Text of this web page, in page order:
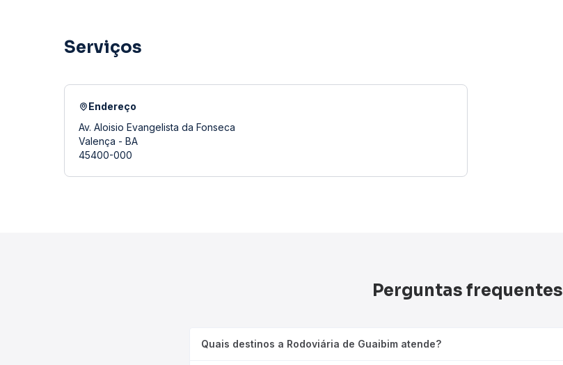
Serviços
Endereço
Av. Aloisio Evangelista da Fonseca
Valença - BA
45400-000
Perguntas frequentes
Quais destinos a Rodoviária de Guaibim atende?